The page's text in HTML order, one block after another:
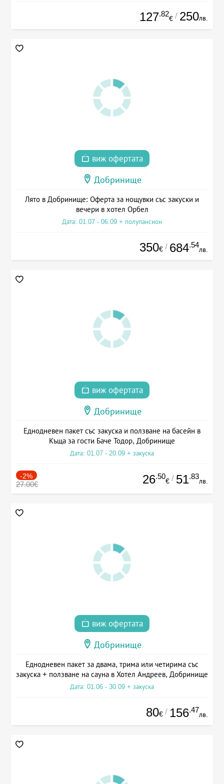
127.82
€ / 250лв.
виж офертата
Добринище
Лято в Добринище: Оферта за нощувки със закуски и
вечери в хотел Орбел
Дата: 01.07 - 06.09 + полупансион
350€ / 684.54
лв.
виж офертата
Добринище
Еднодневен пакет със закуска и ползване на басейн в
Къща за гости Баче Тодор, Добринище
Дата: 01.07 - 20.09 + закуска
-2%
27.00€ 26.50
€ / 51.83
лв.
виж офертата
Добринище
Еднодневен пакет за двама, трима или четирима със
закуска + ползване на сауна в Хотел Андреев, Добринище
Дата: 01.06 - 30.09 + закуска
80€ / 156.47
лв.